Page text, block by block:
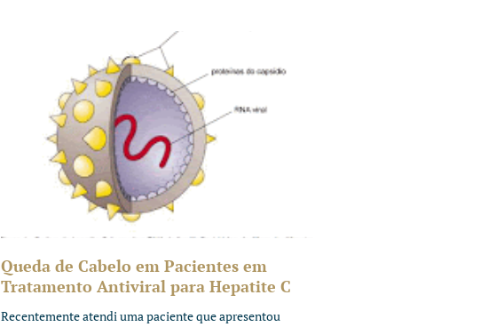
Queda de Cabelo em Pacientes em
Tratamento Antiviral para Hepatite C
Recentemente atendi uma paciente que apresentou